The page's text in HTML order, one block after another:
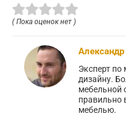
( Пока оценок нет )
Эксперт по
дизайну.
мебельной
правильно
мебелью.